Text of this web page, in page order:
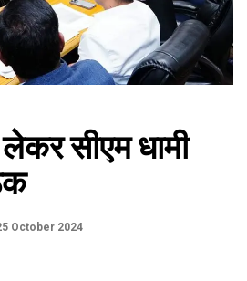
लेकर सीएम धामी
October 2024